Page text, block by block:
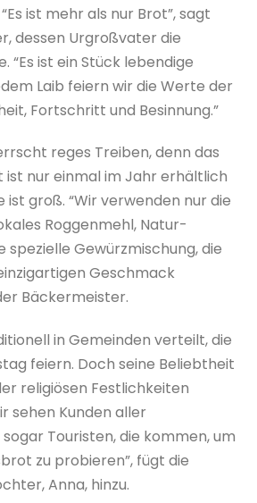
ist mehr als nur Brot”, sagt
dessen Urgroßvater die
“Es ist ein Stück lebendige
Laib feiern wir die Werte der
Fortschritt und Besinnung.”
reges Treiben, denn das
nur einmal im Jahr erhältlich
ist groß. “Wir verwenden nur die
Roggenmehl, Natur-
spezielle Gewürzmischung, die
Geschmack
Bäckermeister.
in Gemeinden verteilt, die
feiern. Doch seine Beliebtheit
religiösen Festlichkeiten
sehen Kunden aller
Touristen, die kommen, um
zu probieren”, fügt die
Anna, hinzu.